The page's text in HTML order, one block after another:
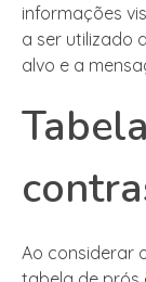
informações
a ser utilizado
alvo e a
Ao considerar